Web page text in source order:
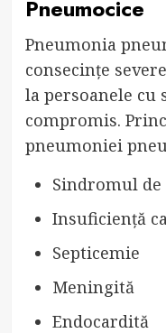
Pneumocice
Pneumonia
consecințe
la persoanele
compromis.
pneumoniei
Sindromul
Insuficiență
Septicemie
Meningită
Endocardită